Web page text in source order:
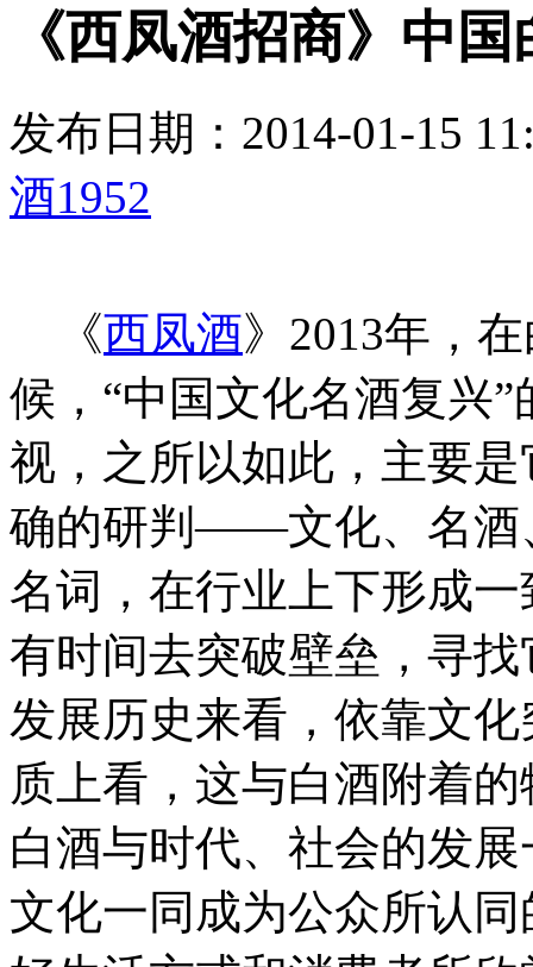
《西凤酒招商》中
发布日期：2014-01-15
酒1952
《西凤酒》2013年，
候，“中国文化名酒复兴
视，之所以如此，主要
确的研判——文化、名酒
名词，在行业上下形成
有时间去突破壁垒，寻
发展历史来看，依靠文
质上看，这与白酒附着
白酒与时代、社会的发
文化一同成为公众所认